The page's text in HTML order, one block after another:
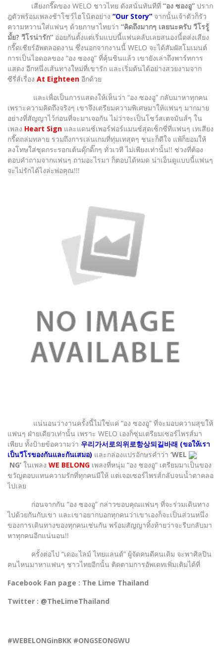
เสียงกรี๊ดของ WELO ชาวไทย ดังสนั่นทันทีที่ “อง ซองอู” ปราก
ฎตัวพร้อมเพลงช้าโชว์ไฮโน้ตอย่าง “Our Story” จากนั้นเจ้าตัวก็รัว
ความหวานใส่แฟนๆ ด้วยภาษาไทยว่า “คิดถึงมากๆ เลยนะครับ วีโรรู้
มั้ย? วีโรน่ารัก” อ่อยกันตั้งแต่เริ่มแบบนี้แฟนคลับเลยสนองนี้ดส่งเสียง
กรี๊ดเชียร์อัพตลอดงาน ซึ่งนอกจากงานนี้ WELO จะได้สัมผัสโมเมนต์
การเป็นไอดอลของ “อง ซองอู” ที่คุ้นชินแล้ว เขายังเล่าถึงพาร์ทการ
แสดง อีกหนึ่งเส้นทางใหม่ที่เขารัก และเริ่มต้นได้อย่างสวยงามจาก
ซีรี่ส์เรื่อง At Eighteen อีกด้วย
และเพื่อเป็นการแสดงให้เห็นว่า “อง ซองอู” กลับมาหาทุกคน
เพราะความคิดถึงจริงๆ เขาจึงเตรียมความพิเศษมาให้แฟนๆ มากมาย
อย่างที่สัญญาไว้ก่อนที่จะมาเจอกัน ไม่ว่าจะเป็นโชว์สเตจมันส์ๆ ใน
เพลง Heart Sign และแดนซ์เพอร์ฟอร์แมนซ์สุดเซ็กซี่ที่แฟนๆ เทเสียง
กรี๊ดถล่มทลาย รวมถึงการเล่นเกมที่ทุ่มเทสุดๆ ชนะก็ดีใจ แพ้ก็ยอมให้
ลงโทษใส่ชุดกระรอกเต้นดุ๊กดิ๊กๆ ทั่วเวที ไม่เพียงเท่านั้น!! ช่วงที่ต้อง
ตอบคำถามจากแฟนๆ ถามอะไรมา ก็ตอบได้หมด น่าเอ็นดูแบบนี้แฟนๆ
จะไม่รักได้ไงล่ะพ่อคุณ!!!
แน่นอนว่างานครั้งนี้ไม่ใช่แค่ “อง ซองอู” ที่จะมอบความสุขให้
แฟนๆ ฝ่ายเดียวเท่านั้น เพราะ WELO เองก็ซุ่มเตรียมเซอร์ไพรส์มา
เพียบ ทั้งป้ายข้อความว่า 우리가서로의위로항상되길바래 (ขอให้เรา
เป็นวีโรของกันและกันเสมอ) และกล่องแปรอักษรคำว่า ‘WEL
NG’ ในเพลง WE BELONG เพลงที่หนุ่ม “อง ซองอู” เตรียมมาเป็นของ
ขวัญตอบแทนความรักที่ทุกคนมีให้ แต่เจอเซอร์ไพรส์กลับจนน้ำตาคลอ
ไปเลย
ก่อนจากกัน “อง ซองอู” กล่าวขอบคุณแฟนๆ ที่จะร่วมเดินทาง
ไปด้วยกันกับเขา และเขาอยากบอกทุกคนว่าเขาเองก็จะเป็นส่วนหนึ่ง
ของการเดินทางของทุกคนเช่นกัน พร้อมสัญญาทิ้งท้ายว่าจะรีบกลับมา
หาทุกคนอีกแน่นอน!!
ครั้งต่อไป “เดอะไลม์ ไทยแลนด์” ผู้จัดคนดีคนเดิม จะพาศิลปิน
คนไหนมาหาแฟนๆ ชาวไทยอีกนั้น ติดตามการอัพเดทเพิ่มเติมได้ที่
Facebook Fan page : The Lime Thailand
Twitter : @TheLimeThailand
#WEBELONGinBKK #ONGSEONGWU